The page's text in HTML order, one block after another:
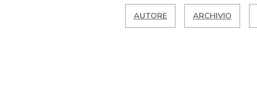
AUTORE ARCHIVIO